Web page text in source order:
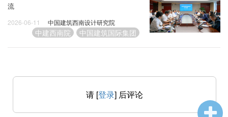
流
2026-06-11 中国建筑西南设计研究院
中建西南院 中国建筑国际集团
请 [登录] 后评论